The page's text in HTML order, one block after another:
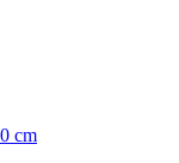
cm